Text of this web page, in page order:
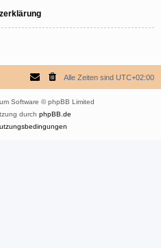
Alle Zeiten sind UTC+02:00
Software © phpBB Limited
durch phpBB.de